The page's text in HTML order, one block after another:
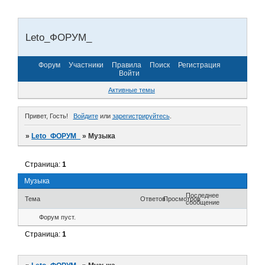
Leto_ФОРУМ_
Форум Участники Правила Поиск
Регистрация
Войти
Активные темы
Привет, Гость! Войдитеили зарегистрируйтесь.
»Leto_ФОРУМ_ »Музыка
Музыка
Страница:1
Тема ОтветовПросмотровПоследнее
сообщение
Форум пуст.
Страница:1